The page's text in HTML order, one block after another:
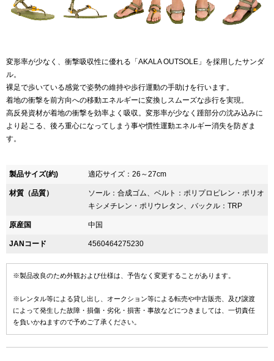
変形率が少なく、衝撃吸収性に優れる「AKALA OUTSOLE」を採用したサンダ
ル。
裸足で歩いている感覚で姿勢の維持や歩行運動の手助けを行います。
着地の衝撃を前方向への移動エネルギーに変換しスムーズな歩行を実現。
高反発資材が着地の衝撃を効率よく吸収。変形率が少なく踵部分の沈み込みに
より起こる、後ろ重心になってしまう事や慣性運動エネルギー消失を防ぎま
す。
製品サイズ(約) 適応サイズ：26～27cm
材質（品質）
ソール：合成ゴム、ベルト：ポリプロピレン・ポリオ
キシメチレン・ポリウレタン、バックル：TRP
原産国 中国
JANコード 4560464275230
※製品改良のため外観および仕様は、予告なく変更することがあります。
※レンタル等による貸し出し、オークション等による転売や中古販売、及び譲渡
によって発生した故障・損傷・劣化・損害・事故などにつきましては、一切責任
を負いかねますので予めご了承ください。